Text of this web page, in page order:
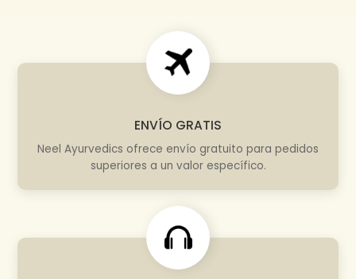
ENVÍO GRATIS
Neel Ayurvedics ofrece envío gratuito para pedidos
superiores a un valor específico.